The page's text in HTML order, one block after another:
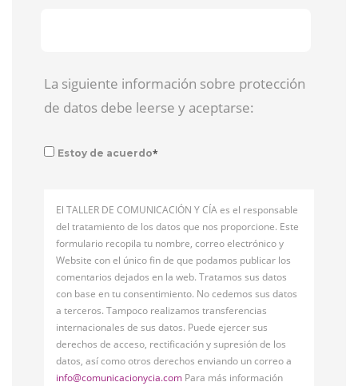
La siguiente información sobre protección
de datos debe leerse y aceptarse:
Estoy de acuerdo*
El TALLER DE COMUNICACIÓN Y CÍA es el responsable
del tratamiento de los datos que nos proporcione. Este
formulario recopila tu nombre, correo electrónico y
Website con el único fin de que podamos publicar los
comentarios dejados en la web. Tratamos sus datos
con base en tu consentimiento. No cedemos sus datos
a terceros. Tampoco realizamos transferencias
internacionales de sus datos. Puede ejercer sus
derechos de acceso, rectificación y supresión de los
datos, así como otros derechos enviando un correo a
info@comunicacionycia.com Para más información